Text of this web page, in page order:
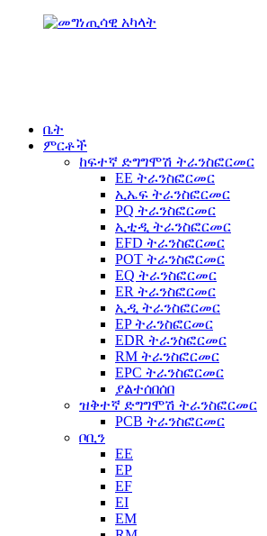
ቤት
ምርቶች
ከፍተኛ ድግግሞሽ ትራንስፎርመር
EE ትራንስፎርመር
ኢኤፍ ትራንስፎርመር
PQ ትራንስፎርመር
ኢቲዲ ትራንስፎርመር
EFD ትራንስፎርመር
POT ትራንስፎርመር
EQ ትራንስፎርመር
ER ትራንስፎርመር
ኢዲ ትራንስፎርመር
EP ትራንስፎርመር
EDR ትራንስፎርመር
RM ትራንስፎርመር
EPC ትራንስፎርመር
ያልተሰበሰበ
ዝቅተኛ ድግግሞሽ ትራንስፎርመር
PCB ትራንስፎርመር
ቦቢን
EE
EP
EF
EI
EM